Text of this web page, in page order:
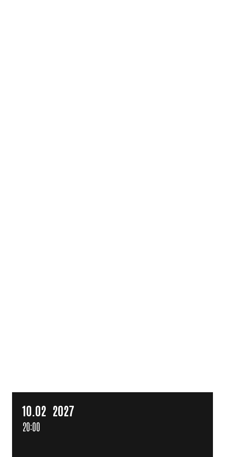
10. 02 2027
20:00